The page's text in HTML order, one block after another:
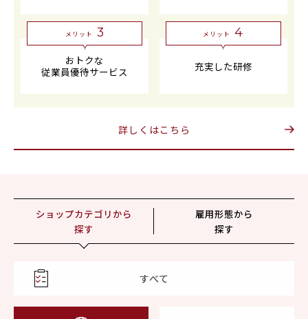
メリット 3
おトクな
従業員優待サービス
メリット4
充実した研修
詳しくはこちら
ショップカテゴリから
探す
雇用形態から
探す
すべて